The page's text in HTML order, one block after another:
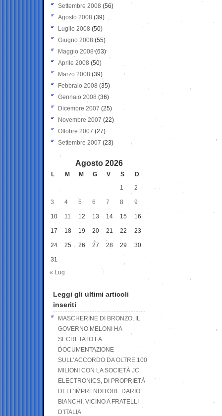
Settembre 2008 (56)
Agosto 2008 (39)
Luglio 2008 (50)
Giugno 2008 (55)
Maggio 2008(63)
Aprile 2008 (50)
Marzo 2008 (39)
Febbraio 2008 (35)
Gennaio 2008 (36)
Dicembre 2007 (25)
Novembre 2007 (22)
Ottobre 2007 (27)
Settembre 2007 (23)
Agosto 2026
L M M G V S
D
1
2
3 4 5 6 7 8 9
10 11 12 13 14 15 16
17 18 19 20 21 22 23
24 25 26 27 28 29 30
31
« Lug
Leggi gli ultimi articoli
inseriti
MASCHERINE DI BRONZO, IL
GOVERNO MELONI HA
SECRETATO LA
DOCUMENTAZIONE
SULL’ACCORDO DA OLTRE 100
MILIONI CON LA SOCIETÀ JC
ELECTRONICS, DI PROPRIETÀ
DELL’IMPRENDITORE DARIO
BIANCHI, VICINO A FRATELLI
D’ITALIA